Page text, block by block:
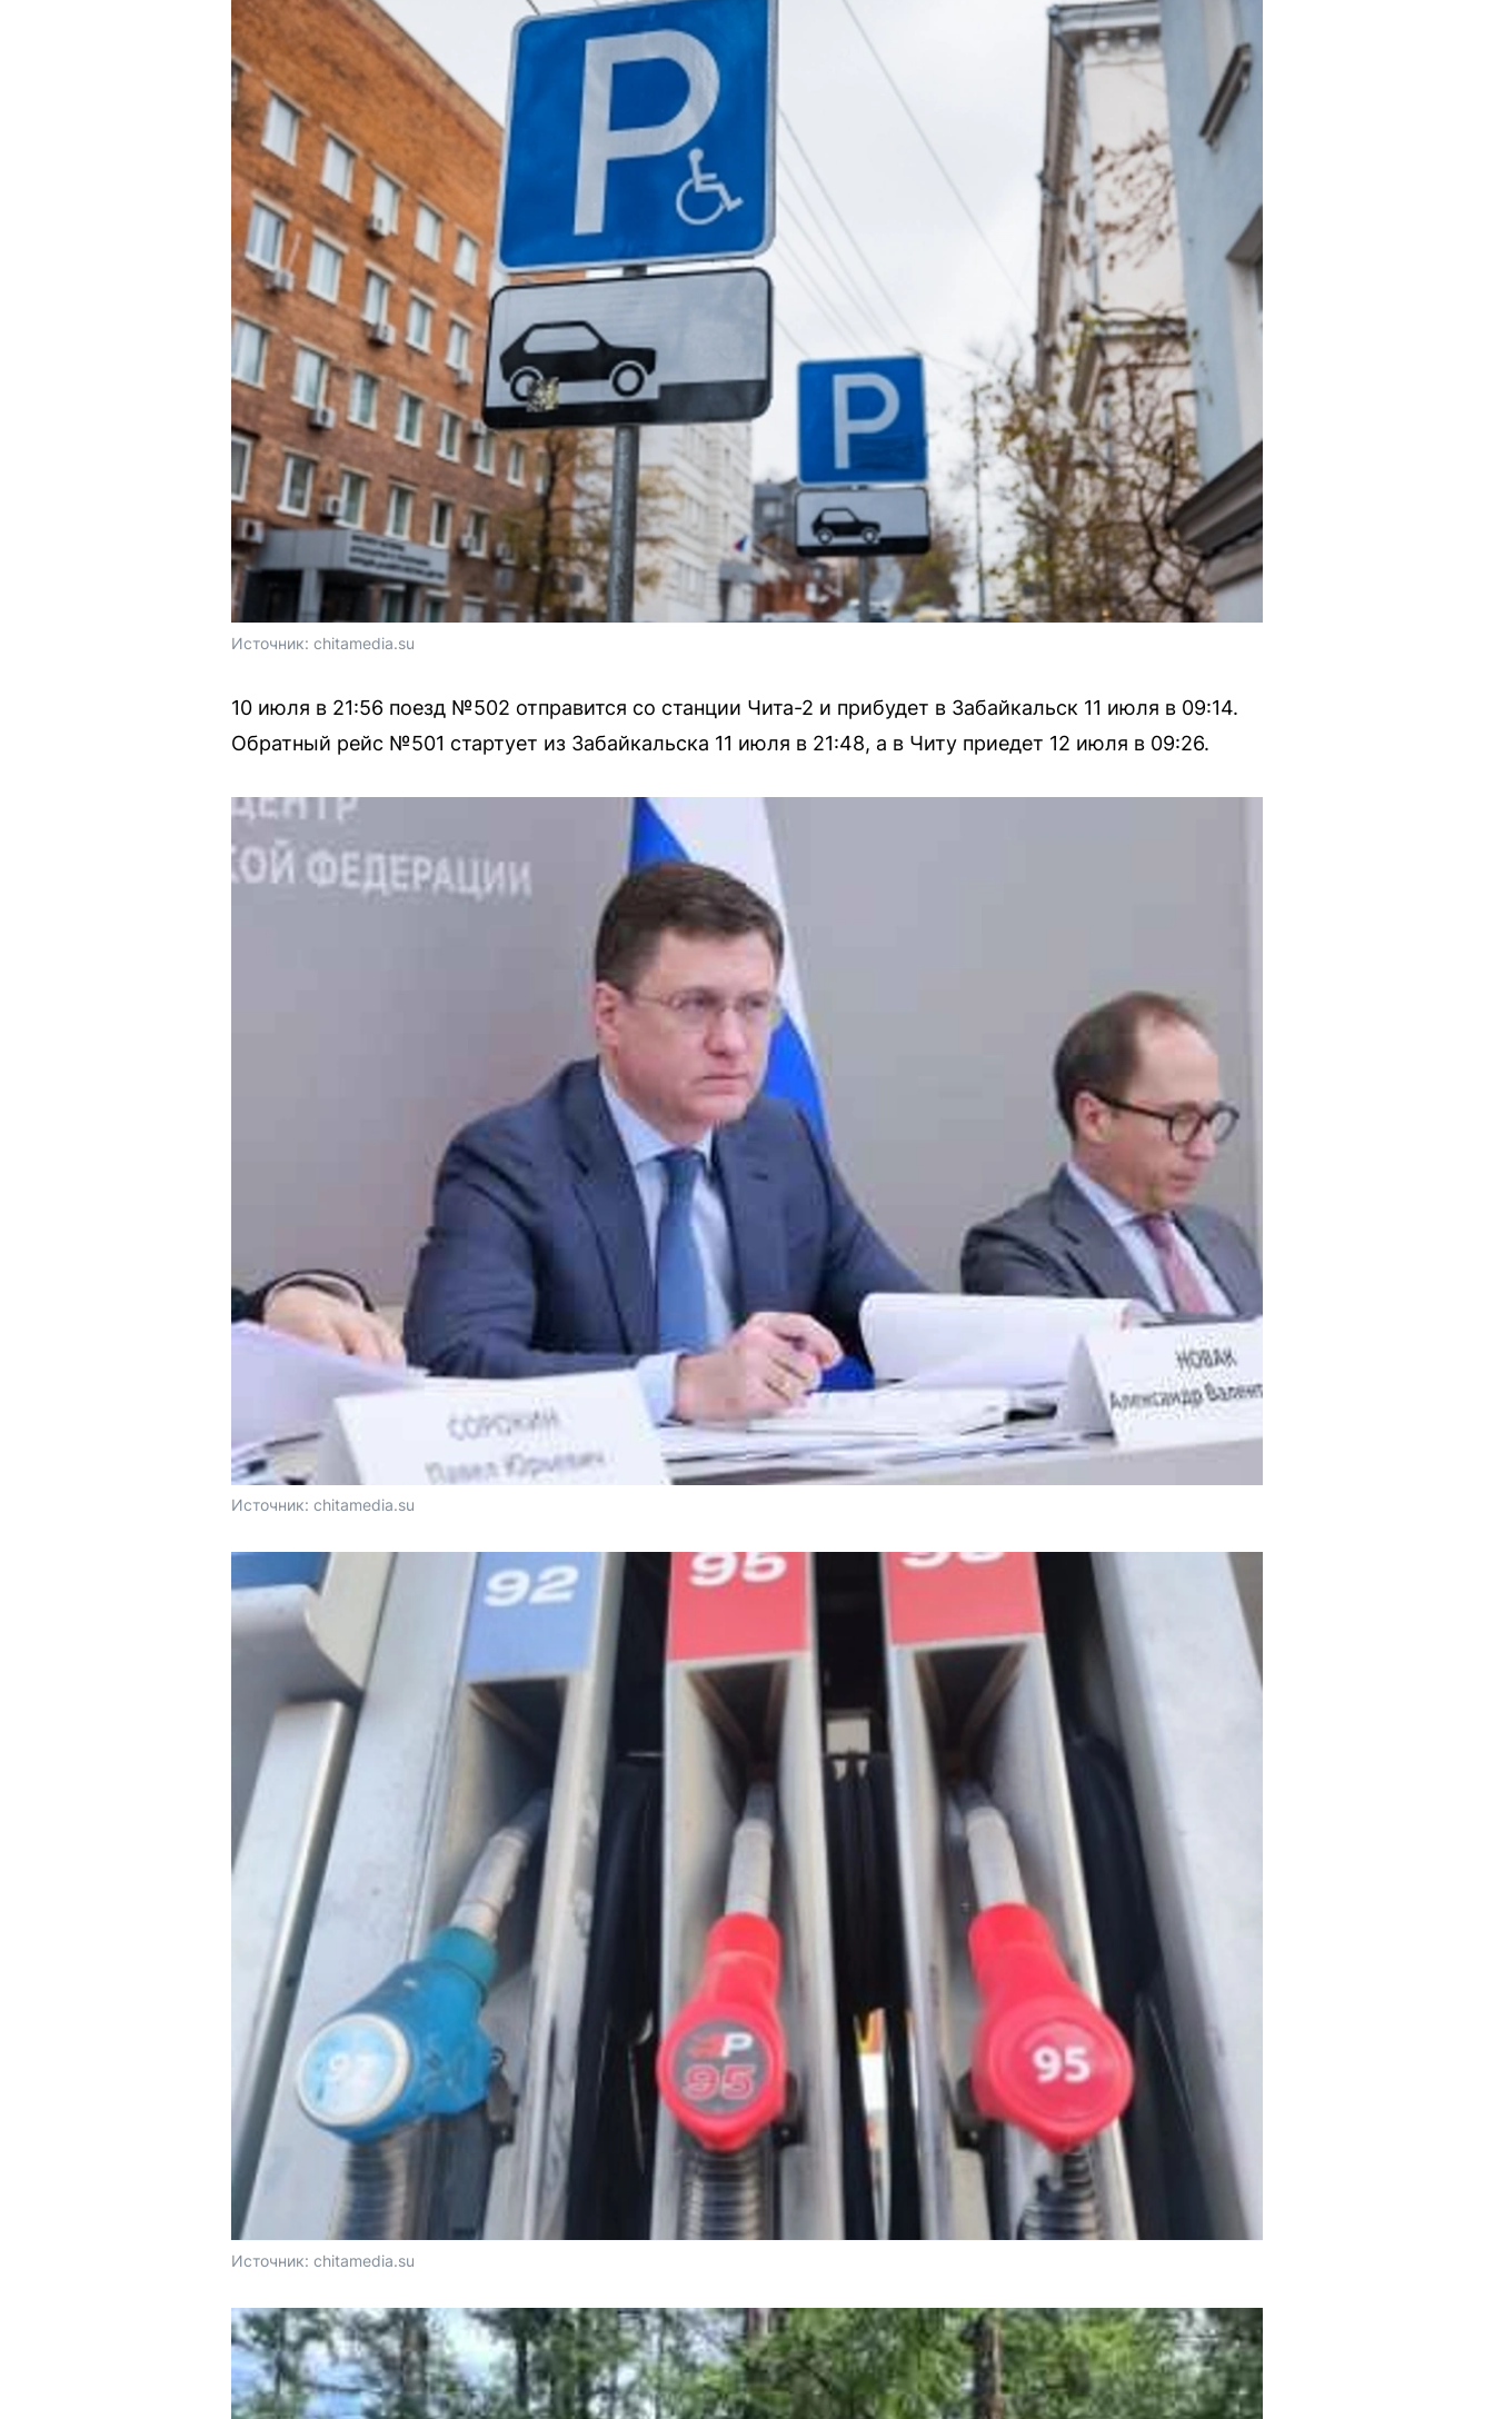
Источник: chitamedia.su
10 июля в 21:56 поезд №502 отправится со станции Чита-2 и прибудет в Забайкальск 11 июля в 09:14.
Обратный рейс №501 стартует из Забайкальска 11 июля в 21:48, а в Читу приедет 12 июля в 09:26.
Источник: chitamedia.su
Источник: chitamedia.su